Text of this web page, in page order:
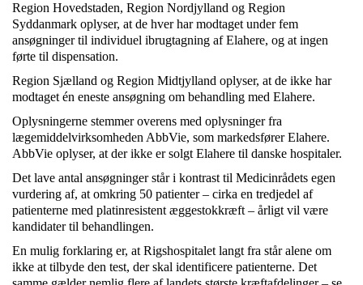
Region Hovedstaden, Region Nordjylland og Region
Syddanmark oplyser, at de hver har modtaget under fem
ansøgninger til individuel ibrugtagning af Elahere, og at ingen
førte til dispensation.
Region Sjælland og Region Midtjylland oplyser, at de ikke har
modtaget én eneste ansøgning om behandling med Elahere.
Oplysningerne stemmer overens med oplysninger fra
lægemiddelvirksomheden AbbVie, som markedsfører Elahere.
AbbVie oplyser, at der ikke er solgt Elahere til danske hospitaler.
Det lave antal ansøgninger står i kontrast til Medicinrådets egen
vurdering af, at omkring 50 patienter – cirka en tredjedel af
patienterne med platinresistent æggestokkræft – årligt vil være
kandidater til behandlingen.
En mulig forklaring er, at Rigshospitalet langt fra står alene om
ikke at tilbyde den test, der skal identificere patienterne. Det